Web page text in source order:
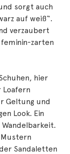
sorgt auch
auf weiß“.
verzaubert
zarten
hier
Loafern
Geltung und
Look. Ein
Sandaletten